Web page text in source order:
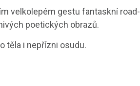
velkolepém gestu fantaskní road-
poetických obrazů.
těla i nepřízni osudu.